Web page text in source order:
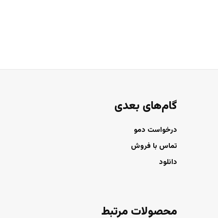
گام‌های بعدی
درخواست دمو
تماس با فروش
دانلود
محصولات مرتبط